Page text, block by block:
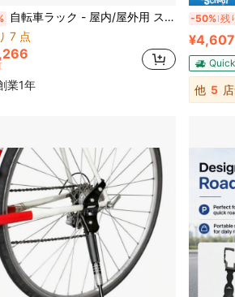
自転車ラック - 屋内/屋外用 スチール自転車収納ラック マウンテンバイクとロードバイク対応 - トラック用タイヤラック
7 点
業1年
-50% 残
¥4,607
他 5